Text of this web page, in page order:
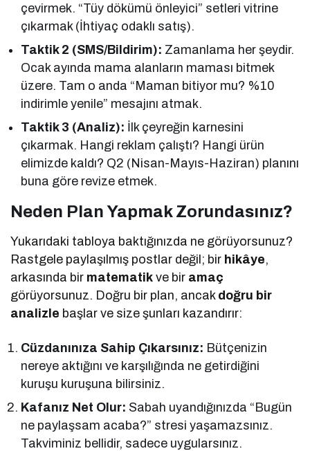
çevirmek. “Tüy dökümü önleyici” setleri vitrine
çıkarmak (İhtiyaç odaklı satış).
Taktik 2 (SMS/Bildirim): Zamanlama her şeydir.
Ocak ayında mama alanların maması bitmek
üzere. Tam o anda “Maman bitiyor mu? %10
indirimle yenile” mesajını atmak.
Taktik 3 (Analiz): İlk çeyreğin karnesini
çıkarmak. Hangi reklam çalıştı? Hangi ürün
elimizde kaldı? Q2 (Nisan-Mayıs-Haziran) planını
buna göre revize etmek.
Neden Plan Yapmak Zorundasınız?
Yukarıdaki tabloya baktığınızda ne görüyorsunuz?
Rastgele paylaşılmış postlar değil; bir hikâye,
arkasında bir matematik ve bir amaç
görüyorsunuz. Doğru bir plan, ancak doğru bir
analizle başlar ve size şunları kazandırır:
Cüzdanınıza Sahip Çıkarsınız: Bütçenizin
nereye aktığını ve karşılığında ne getirdiğini
kuruşu kuruşuna bilirsiniz.
Kafanız Net Olur: Sabah uyandığınızda “Bugün
ne paylaşsam acaba?” stresi yaşamazsınız.
Takviminiz bellidir, sadece uygularsınız.